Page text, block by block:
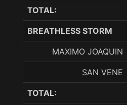
TOTAL:
BREATHLESS STORM
MAXIMO JOAQUIN
SAN VENE
TOTAL: